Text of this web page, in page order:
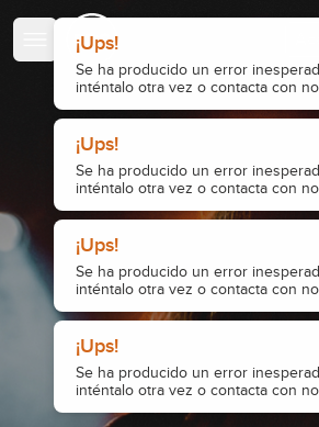
¡Ups!
Se ha producido un error
inténtalo otra vez o contacta con
¡Ups!
Se ha producido un error
inténtalo otra vez o contacta con
¡Ups!
Se ha producido un error
inténtalo otra vez o contacta con
¡Ups!
Se ha producido un error
inténtalo otra vez o contacta con
Escuela de Guitarristas